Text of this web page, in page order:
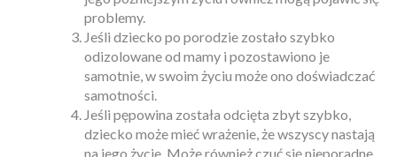
problemy.
Jeśli dziecko po porodzie zostało szybko
odizolowane od mamy i pozostawiono je
samotnie, w swoim życiu może ono doświadczać
samotności.
Jeśli pępowina została odcięta zbyt szybko,
dziecko może mieć wrażenie, że wszyscy nastają
na jego życie. Może również czuć się nieporadne